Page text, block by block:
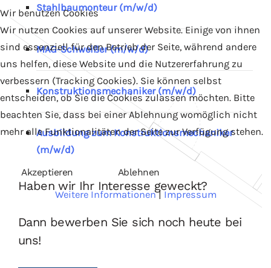
Stahlbaumonteur (m/w/d)
MAG-Schweißer (m/w/d)
Konstruktionsmechaniker (m/w/d)
Ausbildung zum Konstruktionsmechaniker
(m/w/d)
Haben wir Ihr Interesse geweckt?
Dann bewerben Sie sich noch heute bei
uns!
Wir benutzen Cookies
Wir nutzen Cookies auf unserer Website. Einige von ihnen
sind essenziell für den Betrieb der Seite, während andere
uns helfen, diese Website und die Nutzererfahrung zu
verbessern (Tracking Cookies). Sie können selbst
entscheiden, ob Sie die Cookies zulassen möchten. Bitte
beachten Sie, dass bei einer Ablehnung womöglich nicht
mehr alle Funktionalitäten der Seite zur Verfügung stehen.
Akzeptieren Ablehnen
Weitere Informationen|Impressum